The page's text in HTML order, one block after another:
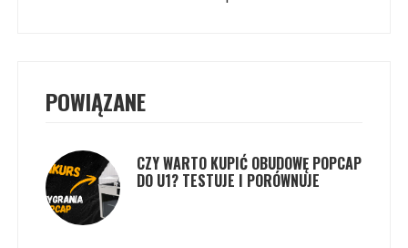
POWIĄZANE
CZY WARTO KUPIĆ OBUDOWĘ POPCAP
DO U1? TESTUJE I PORÓWNUJE